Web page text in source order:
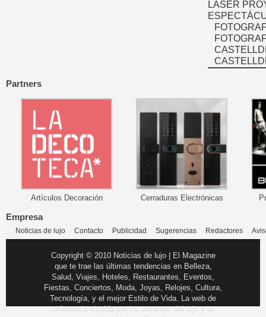
LASER
Partners
Artículos Decoración Cerraduras Electrónicas
Empresa
Noticias de lujo Contacto Publicidad Sugerencias Redactores
Copyright © 2010 Noticias de lujo | El Magazine
que te trae las últimas tendencias en Belleza,
Salud, Viajes, Hoteles, Restaurantes, Eventos,
Fiestas, Conciertos, Moda, Joyas, Relojes, Cultura,
Tecnología, y el mejor Estilo de Vida. La web de
referencia elegida por los amantes del lujo y la